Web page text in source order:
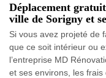
Déplacement
ville de Sorigny et
Si vous avez projeté de
que ce soit intérieur ou
l’entreprise MD
et ses environs, les